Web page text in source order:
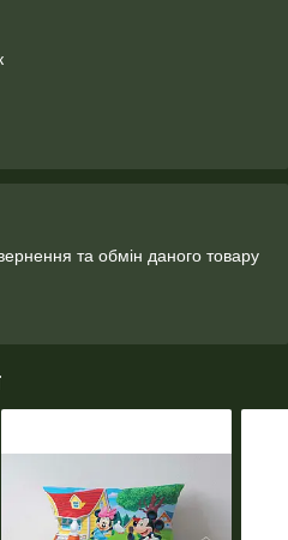
та обмін даного товару